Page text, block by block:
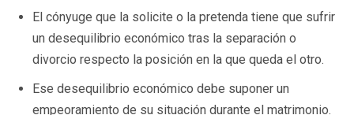
El cónyuge que la solicite o la pretenda tiene que sufrir
un desequilibrio económico tras la separación o
divorcio respecto la posición en la que queda el otro.
Ese desequilibrio económico debe suponer un
empeoramiento de su situación durante el matrimonio.